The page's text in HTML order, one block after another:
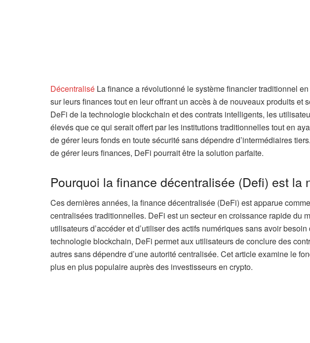
Décentralisé La finance a révolutionné le système financier traditionnel
sur leurs finances tout en leur offrant un accès à de nouveaux produits et
DeFi de la technologie blockchain et des contrats intelligents, les
élevés que ce qui serait offert par les institutions traditionnelles tout en
de gérer leurs fonds en toute sécurité sans dépendre d’intermédiaires
de gérer leurs finances, DeFi pourrait être la solution parfaite.
Pourquoi la finance décentralisée (Defi) est la
Ces dernières années, la finance décentralisée (DeFi) est apparue
centralisées traditionnelles. DeFi est un secteur en croissance rapide du
utilisateurs d’accéder et d’utiliser des actifs numériques sans avoir
technologie blockchain, DeFi permet aux utilisateurs de conclure des
autres sans dépendre d’une autorité centralisée. Cet article examine le
plus en plus populaire auprès des investisseurs en crypto.